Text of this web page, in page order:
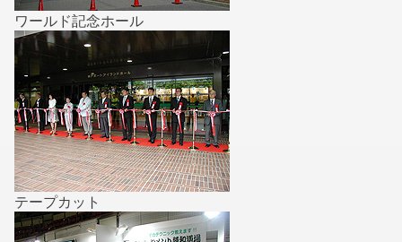
ワールド記念ホール
テープカット